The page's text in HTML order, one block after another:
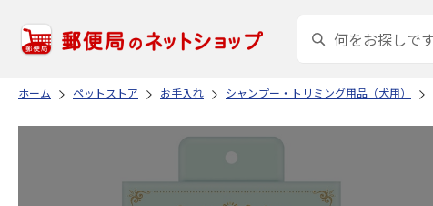
ホーム ペットストア お手入れ シャンプー・トリミング用品（犬用）